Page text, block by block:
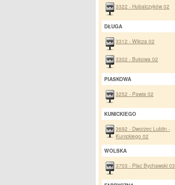
3322 - Hubalczyków 02
DŁUGA
3312 - Wilcza 02
3302 - Bukowa 02
PIASKOWA
3252 - Pawia 02
KUNICKIEGO
3692 - Dworzec Lublin -
Kunickiego 02
WOLSKA
3703 - Plac Bychawski 03